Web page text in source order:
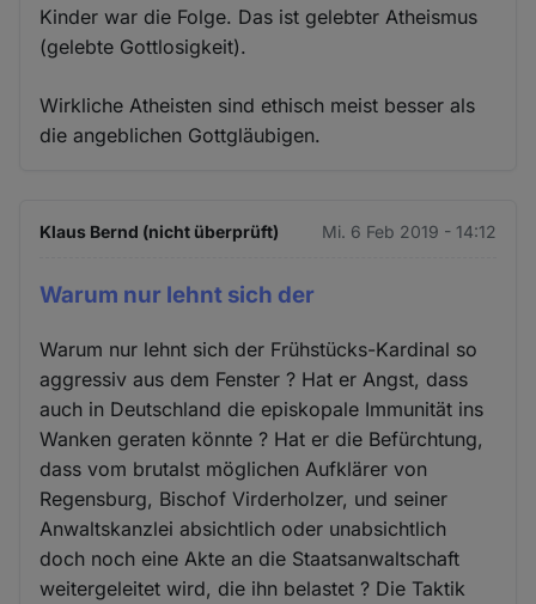
Kinder war die Folge. Das ist gelebter Atheismus
(gelebte Gottlosigkeit).
Wirkliche Atheisten sind ethisch meist besser als
die angeblichen Gottgläubigen.
Klaus Bernd (nicht überprüft) Mi. 6 Feb 2019 - 14:12
Warum nur lehnt sich der
Warum nur lehnt sich der Frühstücks-Kardinal so
aggressiv aus dem Fenster ? Hat er Angst, dass
auch in Deutschland die episkopale Immunität ins
Wanken geraten könnte ? Hat er die Befürchtung,
dass vom brutalst möglichen Aufklärer von
Regensburg, Bischof Virderholzer, und seiner
Anwaltskanzlei absichtlich oder unabsichtlich
doch noch eine Akte an die Staatsanwaltschaft
weitergeleitet wird, die ihn belastet ? Die Taktik